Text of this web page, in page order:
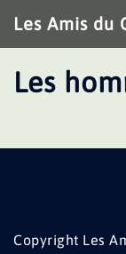
au
contenu
Les Amis du
Les
Copyright Les